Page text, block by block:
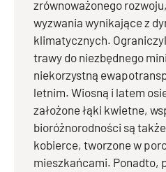
zrównoważonego
wyzwania wynikające z
klimatycznych.
trawy do niezbędnego
niekorzystną
letnim. Wiosną i latem
założone łąki kwietne,
bioróżnorodności są
kobierce, tworzone w
mieszkańcami. Ponadto,